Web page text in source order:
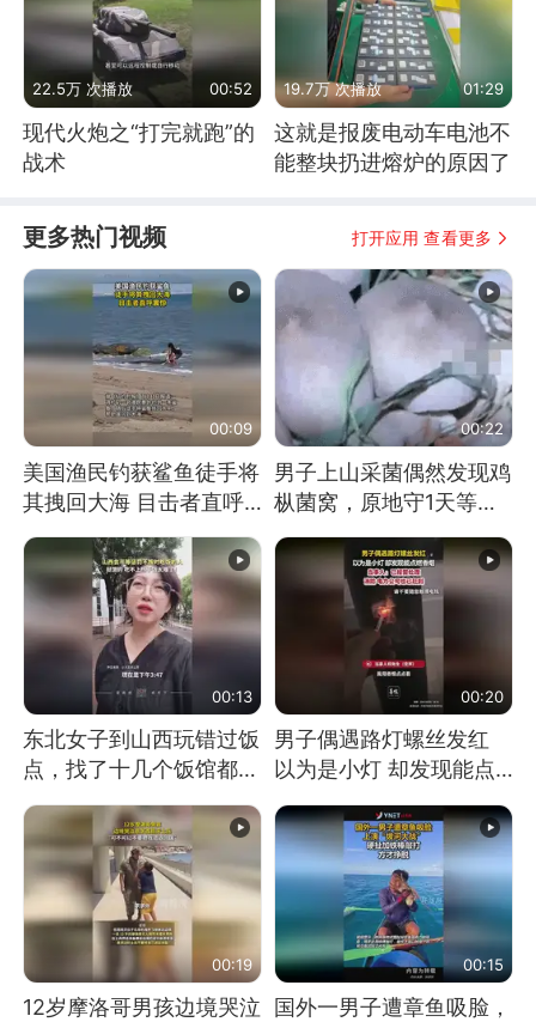
22.5万 次播放 00:52
现代火炮之“打完就跑”的
战术
19.7万 次播放 01:29
这就是报废电动车电池不
能整块扔进熔炉的原因了
更多热门视频 打开应用 查看更多
00:09
美国渔民钓获鲨鱼徒手将
其拽回大海 目击者直呼
震惊 （视频来源：参考
消息）
00:22
男子上山采菌偶然发现鸡
枞菌窝，原地守1天等它
长大：挖了140多朵
00:13
东北女子到山西玩错过饭
点，找了十几个饭馆都没
开门：午休到几点
00:20
男子偶遇路灯螺丝发红
以为是小灯 却发现能点
燃香烟 当事人：已报警
处理
00:19
12岁摩洛哥男孩边境哭泣
00:15
国外一男子遭章鱼吸脸，